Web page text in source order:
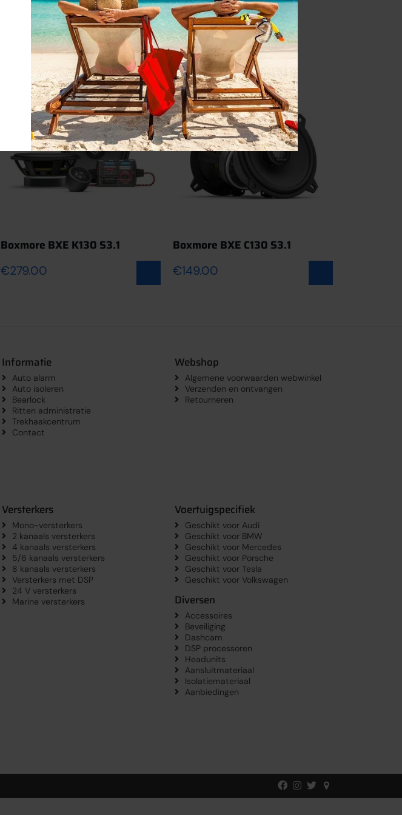
Boxmore BXE K130 S3.1
€279.00
Boxmore BXE C130 S3.1
€149.00
Informatie
Auto alarm
Auto isoleren
Bearlock
Ritten administratie
Trekhaakcentrum
Contact
Webshop
Algemene voorwaarden webwinkel
Verzenden en ontvangen
Retourneren
Versterkers
Mono-versterkers
2 kanaals versterkers
4 kanaals versterkers
5/6 kanaals versterkers
8 kanaals versterkers
Versterkers met DSP
24 V versterkers
Marine versterkers
Voertuigspecifiek
Geschikt voor Audi
Geschikt voor BMW
Geschikt voor Mercedes
Geschikt voor Porsche
Geschikt voor Tesla
Geschikt voor Volkswagen
Diversen
Accessoires
Beveiliging
Dashcam
DSP processoren
Headunits
Aansluitmateriaal
Isolatiemateriaal
Aanbiedingen